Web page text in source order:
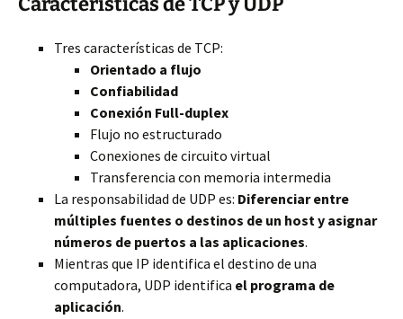
Tres características de TCP:
Orientado a flujo
Confiabilidad
Conexión Full-duplex
Flujo no estructurado
Conexiones de circuito virtual
Transferencia con memoria intermedia
La responsabilidad de UDP es: Diferenciar entre
múltiples fuentes o destinos de un host y asignar
números de puertos a las aplicaciones.
Mientras que IP identifica el destino de una
computadora, UDP identifica el programa de
aplicación.